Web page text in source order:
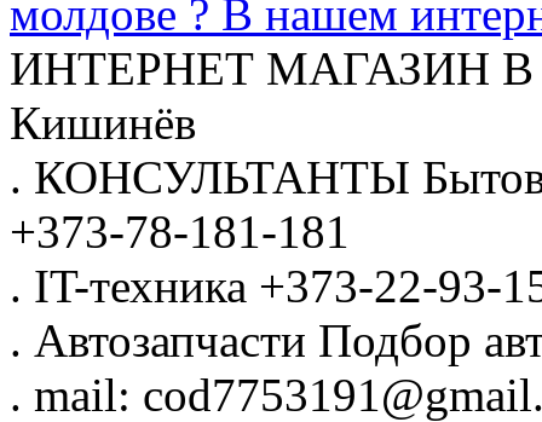
молдове ? В нашем
ИНТЕРНЕТ МАГАЗИН
Кишинёв
. КОНСУЛЬТАНТЫ
+373-78-181-181
. IT-техника +373-22-93-
. Автозапчасти Подбор
. mail: